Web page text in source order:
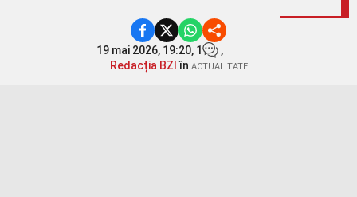
19 mai 2026, 19:20, 1
,
Redacția BZI în ACTUALITATE